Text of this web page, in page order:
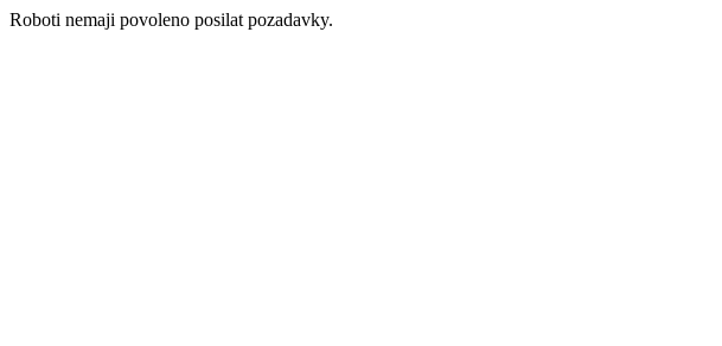
Roboti nemaji povoleno posilat pozadavky.